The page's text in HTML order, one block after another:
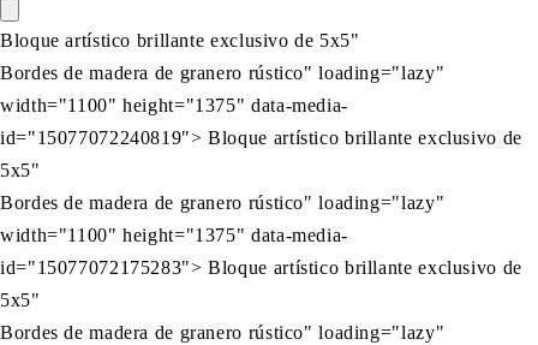
Bloque artístico brillante exclusivo de 5x5"
Bordes de madera de granero rústico" loading="lazy"
width="1100" height="1375" data-media-
id="15077072240819"> Bloque artístico brillante exclusivo de
5x5"
Bordes de madera de granero rústico" loading="lazy"
width="1100" height="1375" data-media-
id="15077072175283"> Bloque artístico brillante exclusivo de
5x5"
Bordes de madera de granero rústico" loading="lazy"